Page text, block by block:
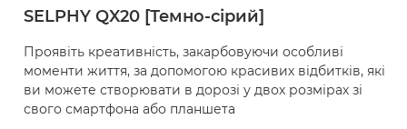
SELPHY QX20 [Темно-сірий]
Проявіть креативність, закарбовуючи особливі
моменти життя, за допомогою красивих відбитків, які
ви можете створювати в дорозі у двох розмірах зі
свого смартфона або планшета